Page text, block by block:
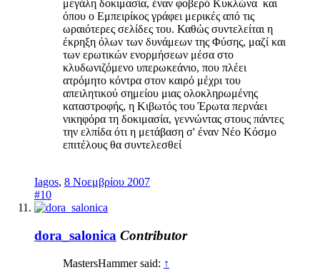
μεγάλη δοκιμασία, έναν φοβερό Κυκλώνα ­ και
όπου ο Εμπειρίκος γράφει μερικές από τις
ωραιότερες σελίδες του. Καθώς συντελείται η
έκρηξη όλων των δυνάμεων της Φύσης, μαζί και
των ερωτικών ενορμήσεων μέσα στο
κλυδωνιζόμενο υπερωκεάνιο, που πλέει
ατρόμητο κόντρα στον καιρό μέχρι του
απειλητικού σημείου μιας ολοκληρωμένης
καταστροφής, η Κιβωτός του Έρωτα περνάει
νικηφόρα τη δοκιμασία, γεννώντας στους πάντες
την ελπίδα ότι η μετάβαση σ' έναν Νέο Κόσμο
επιτέλους θα συντελεσθεί
Iagos, 8 Νοεμβρίου 2007
#10
dora_salonica Contributor
MastersHammer said: ↑